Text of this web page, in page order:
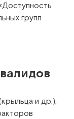
групп
и др.),